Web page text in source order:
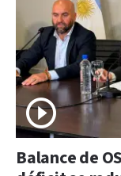
Balance de